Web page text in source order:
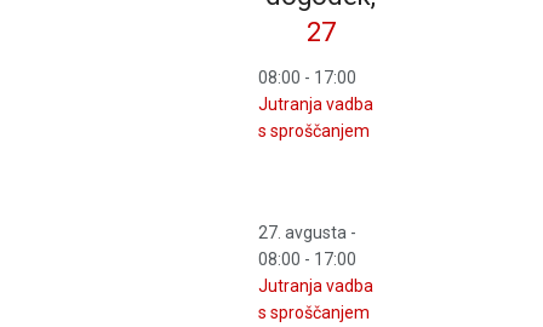
27
08:00 - 17:00
Jutranja vadba
s sproščanjem
27. avgusta -
08:00 - 17:00
Jutranja vadba
s sproščanjem